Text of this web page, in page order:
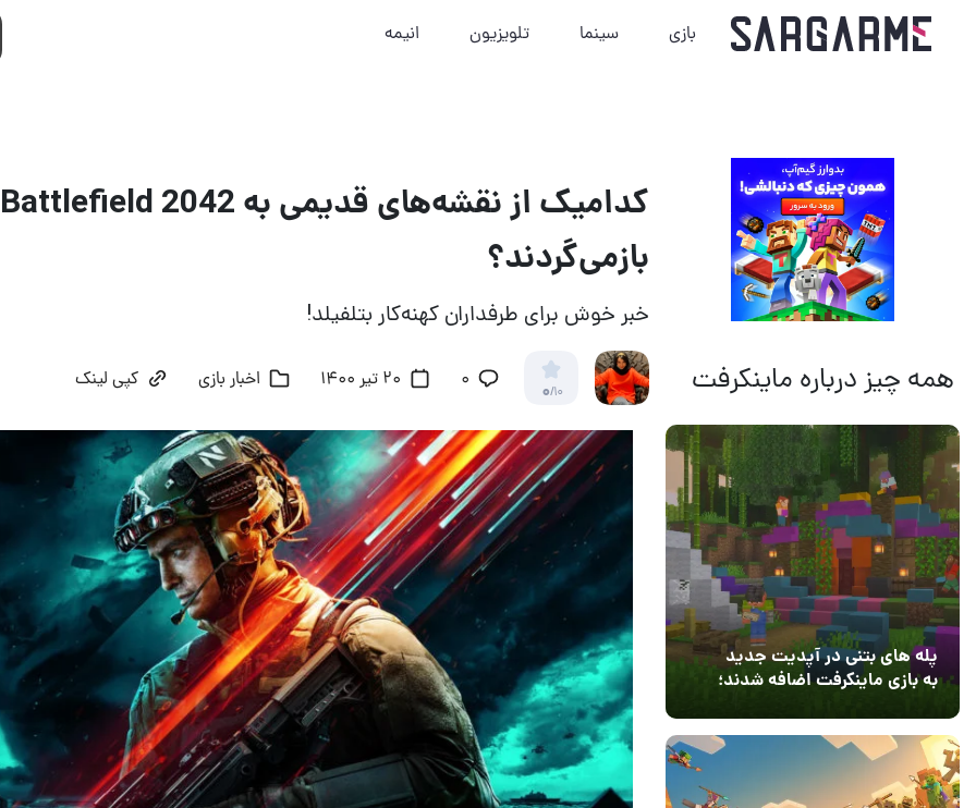
بازی سینما تلویزیون انیمه
همه چیز درباره ماینکرفت
پله های بتنی در آپدیت جدید
به بازی ماینکرفت اضافه شدند؛
کدامیک از نقشه‌های قدیمی به Battlefield 2042
بازمی‌گردند؟
خبر خوش برای طرفداران کهنه‌کار بتلفیلد!
0/10 ۰ 20 تیر 1400 اخبار بازی کپی لینک